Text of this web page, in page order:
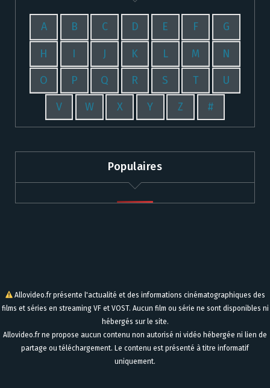
A B C D E F G
H I J K L M N
O P Q R S T U
V W X Y Z #
Populaires
Allovideo.fr présente l'actualité et des informations cinématographiques des
films et séries en streaming VF et VOST. Aucun film ou série ne sont disponibles ni
hébergés sur le site.
Allovideo.fr ne propose aucun contenu non autorisé ni vidéo hébergée ni lien de
partage ou téléchargement. Le contenu est présenté à titre informatif
uniquement.